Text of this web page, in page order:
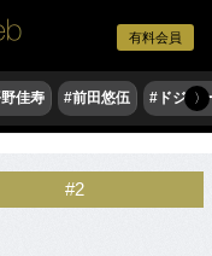
有料会員
佳寿 #前田悠伍 #ドジャ
〉
#2